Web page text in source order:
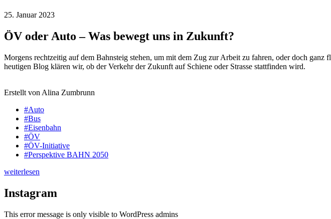
25. Januar 2023
ÖV oder Auto – Was bewegt uns in Zukunft?
Morgens rechtzeitig auf dem Bahnsteig stehen, um mit dem Zug zur Arbeit zu fahren, oder doch
heutigen Blog klären wir, ob der Verkehr der Zukunft auf Schiene oder Strasse stattfinden wird.
Erstellt von Alina Zumbrunn
#Auto
#Bus
#Eisenbahn
#ÖV
#ÖV-Initiative
#Perspektive BAHN 2050
weiterlesen
Instagram
This error message is only visible to WordPress admins